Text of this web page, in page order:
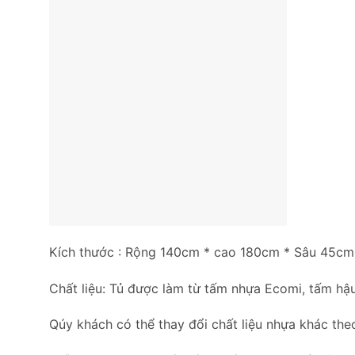
Kích thước : Rộng 140cm * cao 180cm * Sâu 45cm
Chất liệu: Tủ được làm từ tấm nhựa Ecomi, tấm
Qúy khách có thể thay đổi chất liệu nhựa khác